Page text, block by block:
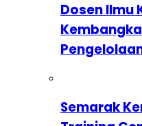
Dosen Ilmu
Semarak